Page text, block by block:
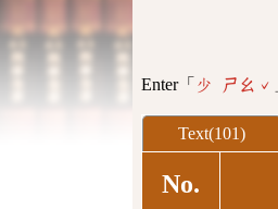
Enter「 少 ㄕㄠˇ
Text(101)
No.